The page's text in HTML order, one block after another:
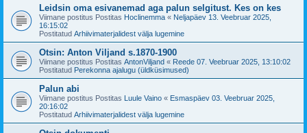
Leidsin oma esivanemad aga palun selgitust. Kes on kes
Viimane postitus Postitas Hoclinemma « Neljapäev 13. Veebruar 2025,
16:15:02
Postitatud Arhiivimaterjalidest välja lugemine
Otsin: Anton Viljand s.1870-1900
Viimane postitus Postitas AntonViljand « Reede 07. Veebruar 2025, 13:10:02
Postitatud Perekonna ajalugu (üldküsimused)
Palun abi
Viimane postitus Postitas Luule Vaino « Esmaspäev 03. Veebruar 2025,
20:16:02
Postitatud Arhiivimaterjalidest välja lugemine